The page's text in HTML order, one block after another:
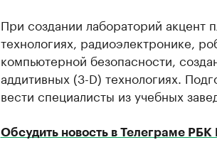
При создании лабораторий акцент
технологиях, радиоэлектронике,
компьютерной безопасности,
аддитивных (3-D) технологиях.
вести специалисты из учебных
Обсудить новость в Телеграме